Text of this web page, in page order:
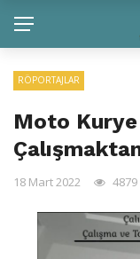
RÖPORTAJLAR
Moto
18 Mart 2022 4879